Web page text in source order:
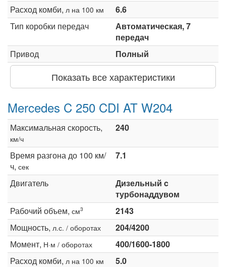
Расход комби, л на 100 км
6.6
Тип коробки передач
Автоматическая, 7
передач
Привод
Полный
Показать все характеристики
Mercedes C 250 CDI AT W204
Максимальная скорость,
км/ч
240
Время разгона до 100 км/
ч, сек
7.1
Двигатель
Дизельный c
турбонаддувом
Рабочий объем, см3
2143
Мощность, л.с. / оборотах
204/4200
Момент, Н·м / оборотах
400/1600-1800
Расход комби, л на 100 км
5.0